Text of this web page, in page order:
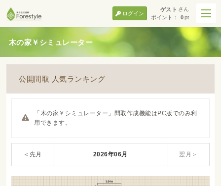
ゲスト さん
ポイント：
0pt
ログイン
木の家￥シミュレーター
公開間取 人気ランキング
「木の家￥シミュレーター」間取作成機能はPC版でのみ利
用できます。
＜先月 2026年06月 翌月＞